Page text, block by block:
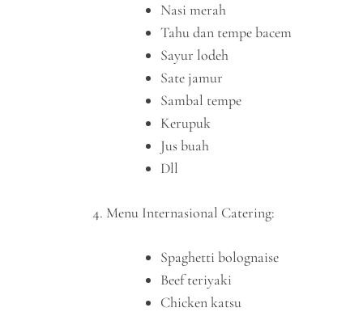
Nasi merah
Tahu dan tempe bacem
Sayur lodeh
Sate jamur
Sambal tempe
Kerupuk
Jus buah
Dll
Menu Internasional Catering:
Spaghetti bolognaise
Beef teriyaki
Chicken katsu